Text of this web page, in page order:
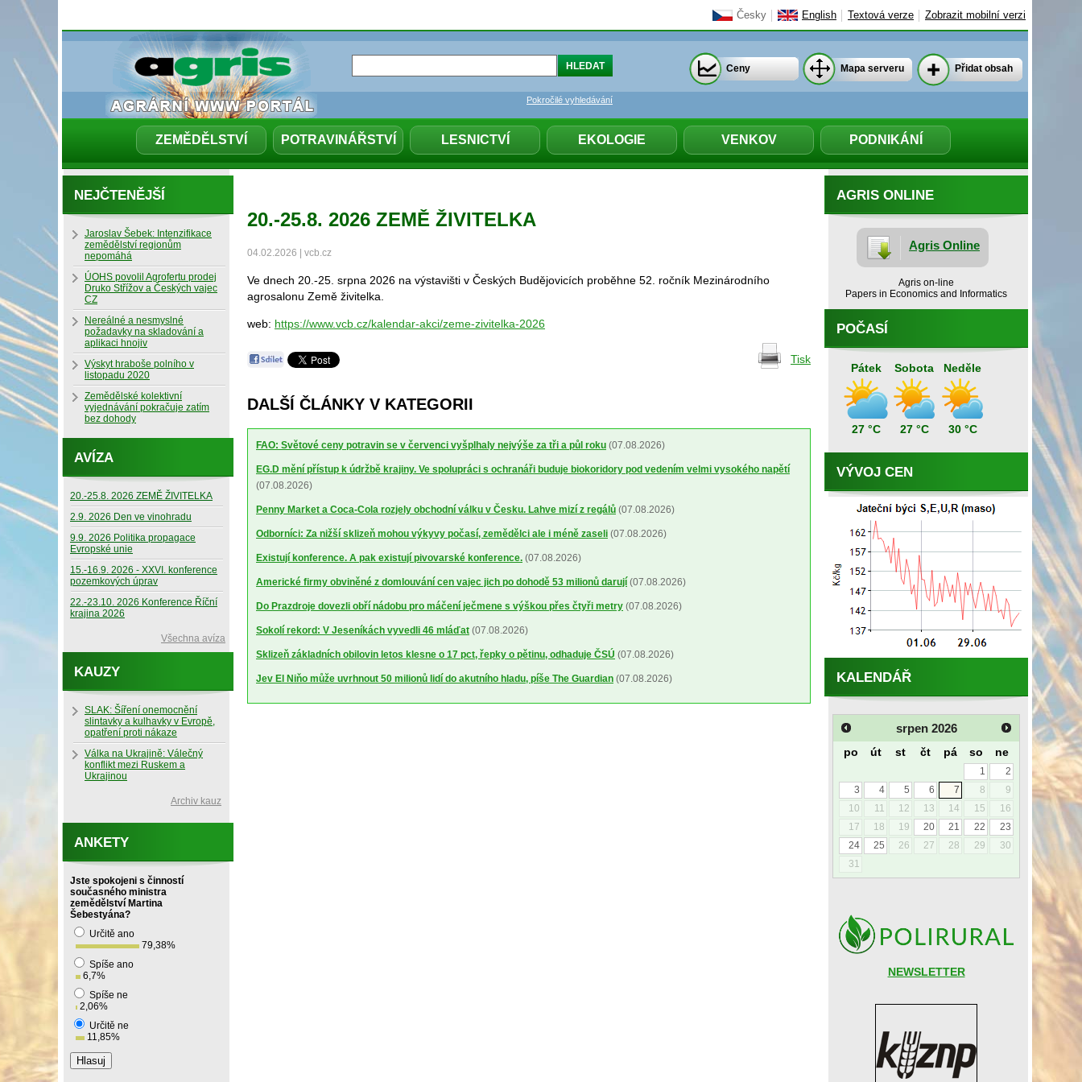
Česky English Textová verze Zobrazit mobilní verzi
ZEMĚDĚLSTVÍ POTRAVINÁŘSTVÍ LESNICTVÍ EKOLOGIE VENKOV PODNIKÁNÍ
Pokročilé vyhledávání
Ceny Mapa serveru Přidat obsah
20.-25.8. 2026 ZEMĚ ŽIVITELKA
04.02.2026 | vcb.cz
Ve dnech 20.-25. srpna 2026 na výstavišti v Českých Budějovicích proběhne 52. ročník Mezinárodního
agrosalonu Země živitelka.
web: https://www.vcb.cz/kalendar-akci/zeme-zivitelka-2026
Tisk
DALŠÍ ČLÁNKY V KATEGORII
FAO: Světové ceny potravin se v červenci vyšplhaly nejvýše za tři a půl roku (07.08.2026)
EG.D mění přístup k údržbě krajiny. Ve spolupráci s ochranáři buduje biokoridory pod vedením velmi vysokého napětí
(07.08.2026)
Penny Market a Coca-Cola rozjely obchodní válku v Česku. Lahve mizí z regálů (07.08.2026)
Odborníci: Za nižší sklizeň mohou výkyvy počasí, zemědělci ale i méně zaseli (07.08.2026)
Existují konference. A pak existují pivovarské konference. (07.08.2026)
Americké firmy obviněné z domlouvání cen vajec jich po dohodě 53 milionů darují (07.08.2026)
Do Prazdroje dovezli obří nádobu pro máčení ječmene s výškou přes čtyři metry (07.08.2026)
Sokolí rekord: V Jeseníkách vyvedli 46 mláďat (07.08.2026)
Sklizeň základních obilovin letos klesne o 17 pct, řepky o pětinu, odhaduje ČSÚ (07.08.2026)
Jev El Niňo může uvrhnout 50 milionů lidí do akutního hladu, píše The Guardian (07.08.2026)
AGRIS ONLINE
Agris Online
Agris on-line
Papers in Economics and Informatics
POČASÍ
Pátek
27 °C
Sobota
27 °C
Neděle
30 °C
VÝVOJ CEN
KALENDÁŘ
srpen 2026
po út st čt pá so ne
1
2
3
4 5 6 7 8
9
10
11 12 13 14 15
16
17
18 19 20 21 22
23
24
25 26 27 28 29
30
31
NEWSLETTER
NEJČTENĚJŠÍ
Jaroslav Šebek: Intenzifikace
zemědělství regionům
nepomáhá
ÚOHS povolil Agrofertu prodej
Druko Střížov a Českých vajec
CZ
Nereálné a nesmyslné
požadavky na skladování a
aplikaci hnojiv
Výskyt hraboše polního v
listopadu 2020
Zemědělské kolektivní
vyjednávání pokračuje zatím
bez dohody
AVÍZA
20.-25.8. 2026 ZEMĚ ŽIVITELKA
2.9. 2026 Den ve vinohradu
9.9. 2026 Politika propagace
Evropské unie
15.-16.9. 2026 - XXVI. konference
pozemkových úprav
22.-23.10. 2026 Konference Říční
krajina 2026
Všechna avíza
KAUZY
SLAK: Šíření onemocnění
slintavky a kulhavky v Evropě,
opatření proti nákaze
Válka na Ukrajině: Válečný
konflikt mezi Ruskem a
Ukrajinou
Archiv kauz
ANKETY
Jste spokojeni s činností
současného ministra
zemědělství Martina
Šebestyána?
Určitě ano
79,38%
Spíše ano
6,7%
Spíše ne
2,06%
Určitě ne
11,85%